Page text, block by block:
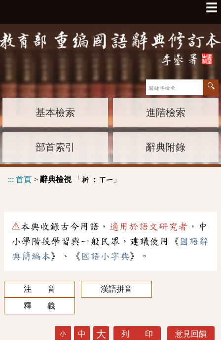
☰
基本檢索 進階檢索
部首索引 辭典附錄
::: 首頁 > 辭典檢視「 析 : ㄒㄧ 」
⚠本典收錄古今用語， 適用於語文研究者 ，中
小學階段學習與一般民眾，建議使用《 國語辭
典簡編本》、《 國語小字典》。
注 音
漢語拼音
釋 義
小 中 大 列 印 意見回饋